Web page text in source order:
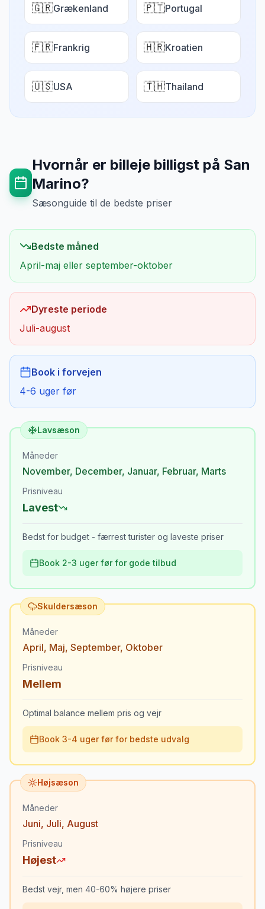
🇬🇷Grækenland 🇵🇹Portugal
🇫🇷Frankrig 🇭🇷Kroatien
🇺🇸USA 🇹🇭Thailand
Hvornår er billeje billigst på San
Marino?
Sæsonguide til de bedste priser
Bedste måned
April-maj eller september-oktober
Dyreste periode
Juli-august
Book i forvejen
4-6 uger før
Lavsæson
Måneder
November, December, Januar, Februar, Marts
Prisniveau
Lavest
Bedst for budget - færrest turister og laveste priser
Book 2-3 uger før for gode tilbud
Skuldersæson
Måneder
April, Maj, September, Oktober
Prisniveau
Mellem
Optimal balance mellem pris og vejr
Book 3-4 uger før for bedste udvalg
Højsæson
Måneder
Juni, Juli, August
Prisniveau
Højest
Bedst vejr, men 40-60% højere priser